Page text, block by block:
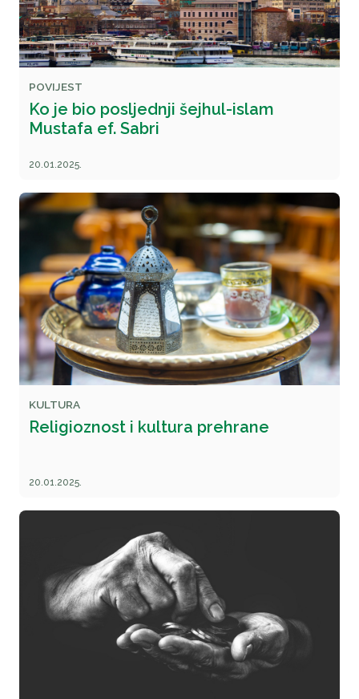
POVIJEST
Ko je bio posljednji šejhul-islam
Mustafa ef. Sabri
20.01.2025.
KULTURA
Religioznost i kultura prehrane
20.01.2025.